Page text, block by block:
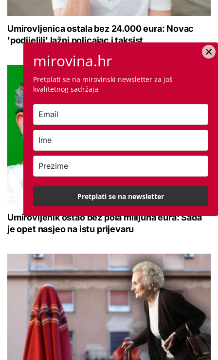
Umirovljenica ostala bez 24.000 eura: Novac
'podijelili' lažni policajac i taksist
Umirovljenik ostao bez pola milijuna eura: Sada
je opet nasjeo na istu prijevaru
mirovina.hr
Pretplati se na mirovinski newsletter za još
kvalitetnog sadržaja
Pretplati se na newsletter